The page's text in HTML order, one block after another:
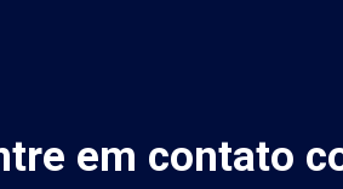
em contato